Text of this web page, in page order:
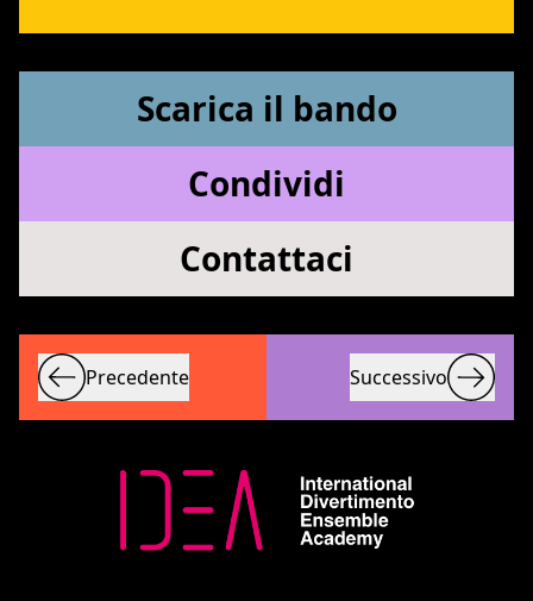
Scarica il bando
Condividi
Contattaci
Precedente Successivo